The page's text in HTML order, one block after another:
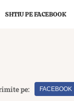
SHTIU PE FACEBOOK
pe: FACEBOOK